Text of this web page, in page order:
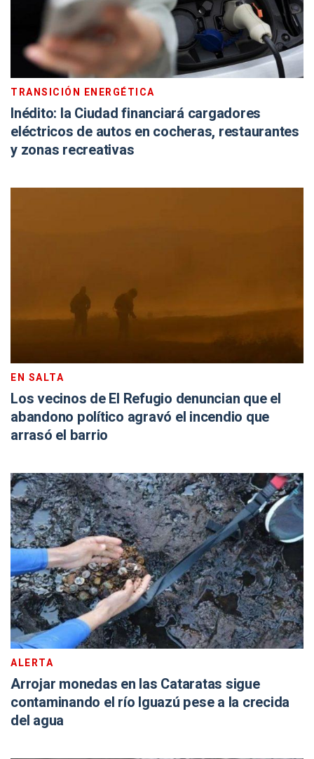
TRANSICIÓN ENERGÉTICA
Inédito: la Ciudad financiará cargadores
eléctricos de autos en cocheras, restaurantes
y zonas recreativas
EN SALTA
Los vecinos de El Refugio denuncian que el
abandono político agravó el incendio que
arrasó el barrio
ALERTA
Arrojar monedas en las Cataratas sigue
contaminando el río Iguazú pese a la crecida
del agua